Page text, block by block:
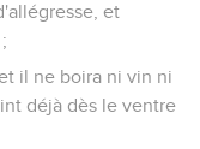
et
il ne boira ni vin ni
déjà dès le ventre